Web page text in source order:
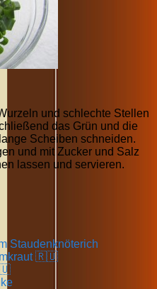
und schlechte Stellen
das Grün und die
Scheiben schneiden.
und mit Zucker und Salz
lassen und servieren.
Staudenknöterich
🇷🇺